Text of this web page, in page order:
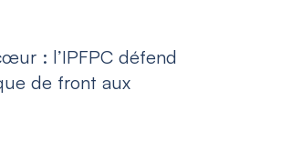
: l’IPFPC défend
de front aux